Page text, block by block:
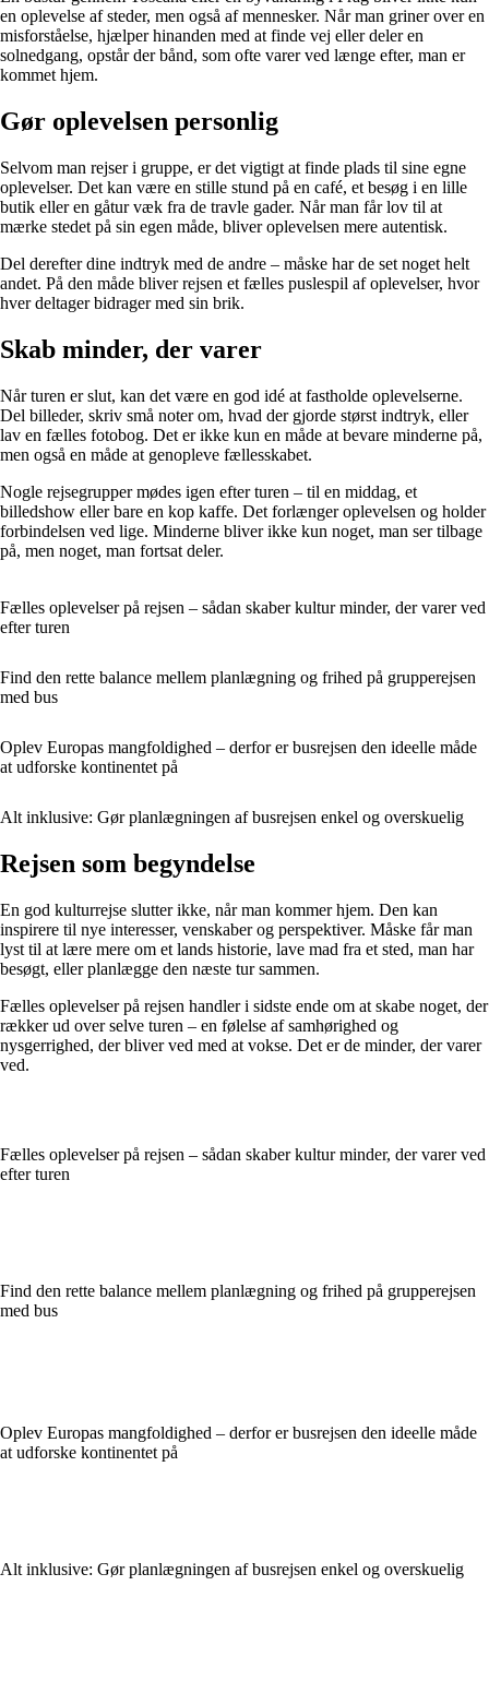
en oplevelse af steder, men også af mennesker. Når man griner over en
misforståelse, hjælper hinanden med at finde vej eller deler en
solnedgang, opstår der bånd, som ofte varer ved længe efter, man er
kommet hjem.
Gør oplevelsen personlig
Selvom man rejser i gruppe, er det vigtigt at finde plads til sine egne
oplevelser. Det kan være en stille stund på en café, et besøg i en lille
butik eller en gåtur væk fra de travle gader. Når man får lov til at
mærke stedet på sin egen måde, bliver oplevelsen mere autentisk.
Del derefter dine indtryk med de andre – måske har de set noget helt
andet. På den måde bliver rejsen et fælles puslespil af oplevelser, hvor
hver deltager bidrager med sin brik.
Skab minder, der varer
Når turen er slut, kan det være en god idé at fastholde oplevelserne.
Del billeder, skriv små noter om, hvad der gjorde størst indtryk, eller
lav en fælles fotobog. Det er ikke kun en måde at bevare minderne på,
men også en måde at genopleve fællesskabet.
Nogle rejsegrupper mødes igen efter turen – til en middag, et
billedshow eller bare en kop kaffe. Det forlænger oplevelsen og holder
forbindelsen ved lige. Minderne bliver ikke kun noget, man ser tilbage
på, men noget, man fortsat deler.
Fælles oplevelser på rejsen – sådan skaber kultur minder, der varer ved
efter turen
Find den rette balance mellem planlægning og frihed på grupperejsen
med bus
Oplev Europas mangfoldighed – derfor er busrejsen den ideelle måde
at udforske kontinentet på
Alt inklusive: Gør planlægningen af busrejsen enkel og overskuelig
Rejsen som begyndelse
En god kulturrejse slutter ikke, når man kommer hjem. Den kan
inspirere til nye interesser, venskaber og perspektiver. Måske får man
lyst til at lære mere om et lands historie, lave mad fra et sted, man har
besøgt, eller planlægge den næste tur sammen.
Fælles oplevelser på rejsen handler i sidste ende om at skabe noget, der
rækker ud over selve turen – en følelse af samhørighed og
nysgerrighed, der bliver ved med at vokse. Det er de minder, der varer
ved.
Fælles oplevelser på rejsen – sådan skaber kultur minder, der varer ved
efter turen
Find den rette balance mellem planlægning og frihed på grupperejsen
med bus
Oplev Europas mangfoldighed – derfor er busrejsen den ideelle måde
at udforske kontinentet på
Alt inklusive: Gør planlægningen af busrejsen enkel og overskuelig